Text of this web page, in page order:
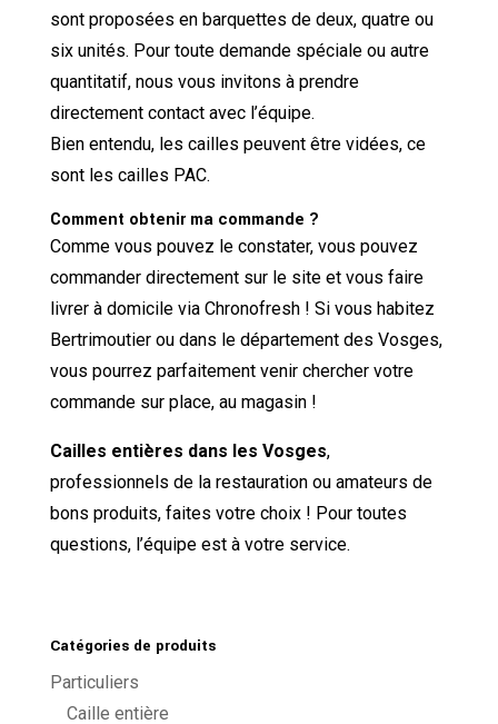
sont proposées en barquettes de deux, quatre ou
six unités. Pour toute demande spéciale ou autre
quantitatif, nous vous invitons à prendre
directement contact avec l’équipe.
Bien entendu, les cailles peuvent être vidées, ce
sont les cailles PAC.
Comment obtenir ma commande ?
Comme vous pouvez le constater, vous pouvez
commander directement sur le site et vous faire
livrer à domicile via Chronofresh ! Si vous habitez
Bertrimoutier ou dans le département des Vosges,
vous pourrez parfaitement venir chercher votre
commande sur place, au magasin !
Cailles entières dans les Vosges,
professionnels de la restauration ou amateurs de
bons produits, faites votre choix ! Pour toutes
questions, l’équipe est à votre service.
Catégories de produits
Particuliers
Caille entière